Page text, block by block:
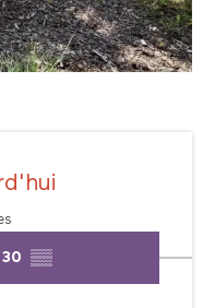
30 ▒▒